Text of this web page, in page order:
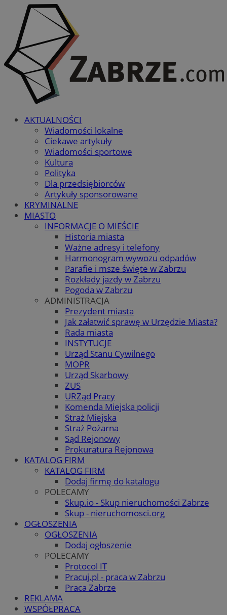
AKTUALNOŚCI
Wiadomości lokalne
Ciekawe artykuły
Wiadomości sportowe
Kultura
Polityka
Dla przedsiębiorców
Artykuły sponsorowane
KRYMINALNE
MIASTO
INFORMACJE O MIEŚCIE
Historia miasta
Ważne adresy i telefony
Harmonogram wywozu odpadów
Parafie i msze święte w Zabrzu
Rozkłady jazdy w Zabrzu
Pogoda w Zabrzu
ADMINISTRACJA
Prezydent miasta
Jak załatwić sprawę w Urzędzie Miasta?
Rada miasta
INSTYTUCJE
Urząd Stanu Cywilnego
MOPR
Urząd Skarbowy
ZUS
URZąd Pracy
Komenda Miejska policji
Straż Miejska
Straż Pożarna
Sąd Rejonowy
Prokuratura Rejonowa
KATALOG FIRM
KATALOG FIRM
Dodaj firmę do katalogu
POLECAMY
Skup.io - Skup nieruchomości Zabrze
Skup - nieruchomosci.org
OGŁOSZENIA
OGŁOSZENIA
Dodaj ogłoszenie
POLECAMY
Protocol IT
Pracuj.pl - praca w Zabrzu
Praca Zabrze
REKLAMA
WSPÓŁPRACA